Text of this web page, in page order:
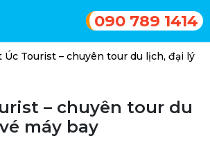
090 789 1414
Úc Tourist – chuyên tour du lịch, đại lý
– chuyên tour du
máy bay